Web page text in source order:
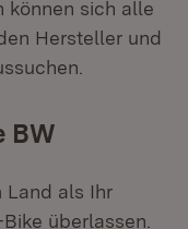
können sich alle
Hersteller und
BW
Land als Ihr
überlassen.